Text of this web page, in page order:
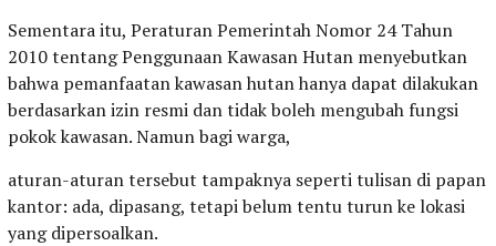
Sementara itu, Peraturan Pemerintah Nomor 24 Tahun
2010 tentang Penggunaan Kawasan Hutan menyebutkan
bahwa pemanfaatan kawasan hutan hanya dapat dilakukan
berdasarkan izin resmi dan tidak boleh mengubah fungsi
pokok kawasan. Namun bagi warga,
aturan-aturan tersebut tampaknya seperti tulisan di papan
kantor: ada, dipasang, tetapi belum tentu turun ke lokasi
yang dipersoalkan.